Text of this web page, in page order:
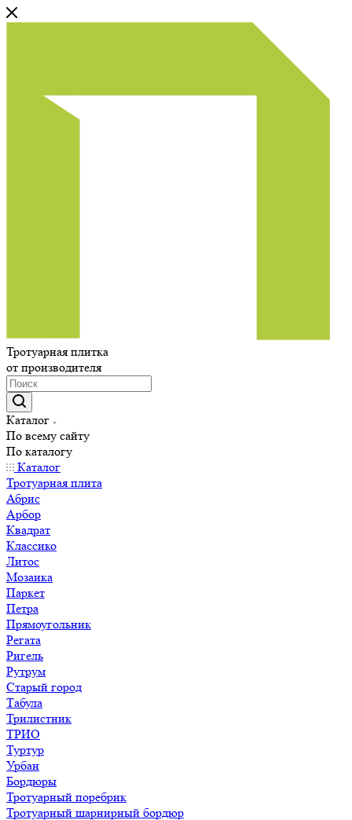
Тротуарная плитка
от производителя
Каталог
По всему сайту
По каталогу
Каталог
Тротуарная плита
Абрис
Арбор
Квадрат
Классико
Литос
Мозаика
Паркет
Петра
Прямоугольник
Регата
Ригель
Рутрум
Старый город
Табула
Трилистник
ТРИО
Туртур
Урбан
Бордюры
Тротуарный поребрик
Тротуарный шарнирный бордюр